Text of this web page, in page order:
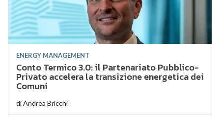
ENERGY MANAGEMENT
Conto Termico 3.0: il Partenariato Pubblico-
Privato accelera la transizione energetica dei
Comuni
diAndrea Bricchi